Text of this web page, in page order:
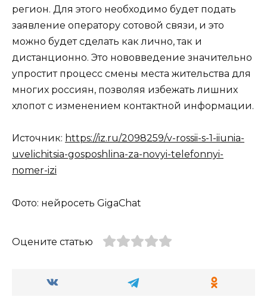
регион. Для этого необходимо будет подать
заявление оператору сотовой связи, и это
можно будет сделать как лично, так и
дистанционно. Это нововведение значительно
упростит процесс смены места жительства для
многих россиян, позволяя избежать лишних
хлопот с изменением контактной информации.
Источник: https://iz.ru/2098259/v-rossii-s-1-iiunia-
uvelichitsia-gosposhlina-za-novyi-telefonnyi-
nomer-izi
Фото: нейросеть GigaChat
Оцените статью